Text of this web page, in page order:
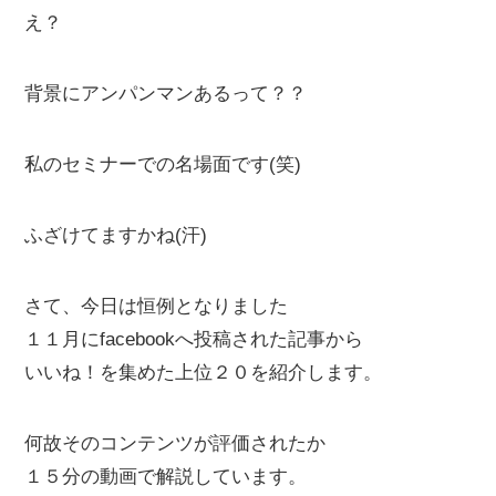
え？
背景にアンパンマンあるって？？
私のセミナーでの名場面です(笑)
ふざけてますかね(汗)
さて、今日は恒例となりました
１１月にfacebookへ投稿された記事から
いいね！を集めた上位２０を紹介します。
何故そのコンテンツが評価されたか
１５分の動画で解説しています。